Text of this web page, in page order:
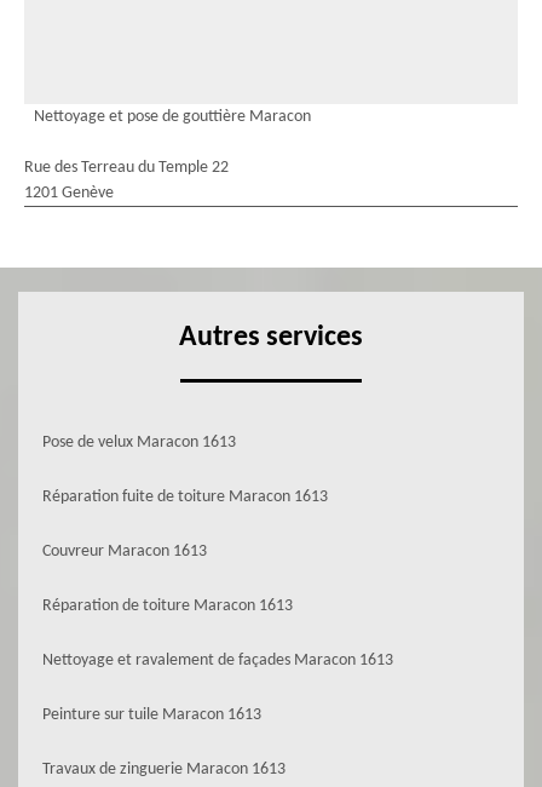
Nettoyage et pose de gouttière Maracon
Rue des Terreau du Temple 22
1201 Genève
Autres services
Pose de velux Maracon 1613
Réparation fuite de toiture Maracon 1613
Couvreur Maracon 1613
Réparation de toiture Maracon 1613
Nettoyage et ravalement de façades Maracon 1613
Peinture sur tuile Maracon 1613
Travaux de zinguerie Maracon 1613